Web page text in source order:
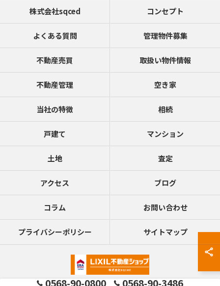
0568-90-0800 0568-90-3486
株式会社sqced コンセプト
よくある質問 管理物件募集
不動産売買 取扱い物件情報
不動産管理 空き家
当社の特徴 相続
戸建て マンション
土地 査定
アクセス ブログ
コラム お問い合わせ
プライバシーポリシー サイトマップ